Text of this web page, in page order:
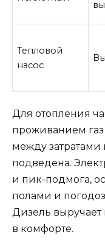
Тепловой
насос
Для отопления
проживанием
между затратами
подведена.
и пик-подмога,
полами и
Дизель выручает
в комфорте.